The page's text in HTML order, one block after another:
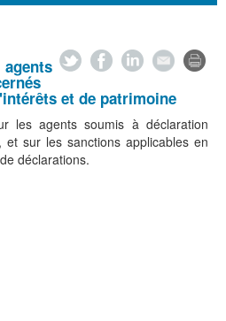
et de patrimoine
les agents soumis à déclaration
sur les sanctions applicables en
déclarations.